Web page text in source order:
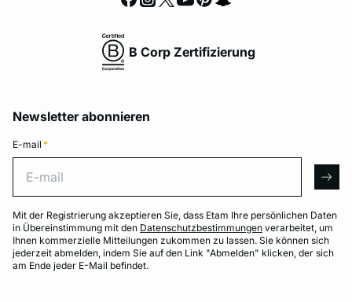
B Corp Zertifizierung
Newsletter abonnieren
E-mail *
Mit der Registrierung akzeptieren Sie, dass Etam Ihre persönlichen Daten
in Übereinstimmung mit den Datenschutzbestimmungen verarbeitet, um
Ihnen kommerzielle Mitteilungen zukommen zu lassen. Sie können sich
jederzeit abmelden, indem Sie auf den Link "Abmelden" klicken, der sich
am Ende jeder E-Mail befindet.